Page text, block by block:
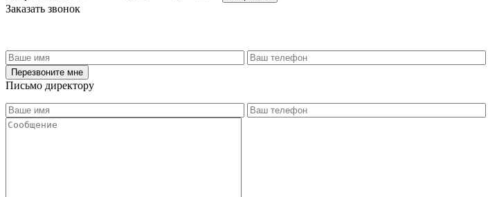
Заказать звонок
Письмо директору